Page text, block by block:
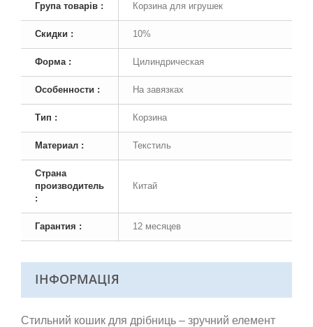
Група товарів : Корзина для игрушек
Скидки : 10%
Форма : Цилиндрическая
Особенности : На завязках
Тип : Корзина
Материал : Текстиль
Страна
производитель
:
Китай
Гарантия : 12 месяцев
ІНФОРМАЦІЯ
Стильний кошик для дрібниць – зручний елемент